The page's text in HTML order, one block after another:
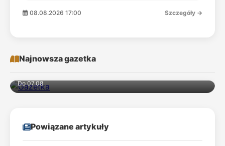
08.08.2026 17:00 Szczegóły →
Najnowsza gazetka
Do 07.08
Powiązane artykuły